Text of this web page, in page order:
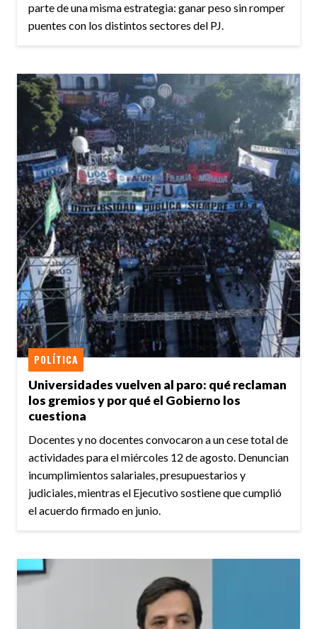
parte de una misma estrategia: ganar peso sin romper
puentes con los distintos sectores del PJ.
Universidades vuelven al paro: qué reclaman
los gremios y por qué el Gobierno los
cuestiona
POLÍTICA
Docentes y no docentes convocaron a un cese total de
actividades para el miércoles 12 de agosto. Denuncian
incumplimientos salariales, presupuestarios y
judiciales, mientras el Ejecutivo sostiene que cumplió
el acuerdo firmado en junio.